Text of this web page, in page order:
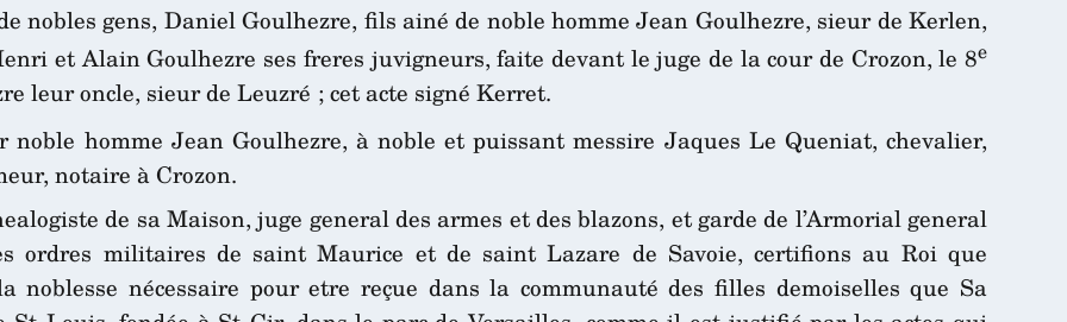
nobles gens, Daniel Goulhezre, fils ainé de noble homme Jean Goulhezre, sieur de Kerlen,
et Alain Goulhezre ses freres juvigneurs, faite devant le juge de la cour de Crozon, le 8e
leur oncle, sieur de Leuzré ; cet acte signé Kerret.
noble homme Jean Goulhezre, à noble et puissant messire Jaques Le Queniat, chevalier,
notaire à Crozon.
de sa Maison, juge general des armes et des blazons, et garde de l’Armorial general
ordres militaires de saint Maurice et de saint Lazare de Savoie, certifions au Roi que
nécessaire pour etre reçue dans la communauté des filles demoiselles que Sa